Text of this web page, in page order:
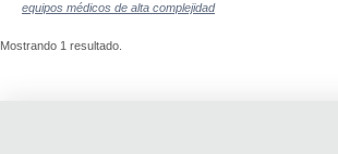
equipos médicos de alta complejidad
Mostrando 1 resultado.